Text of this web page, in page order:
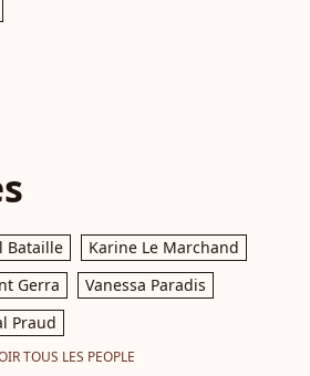
Bataille
Karine Le Marchand
Gerra
Vanessa Paradis
Praud
TOUS LES PEOPLE